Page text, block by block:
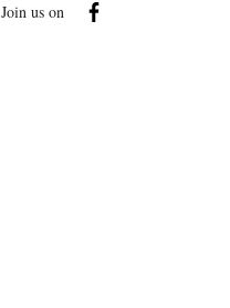
Join us on